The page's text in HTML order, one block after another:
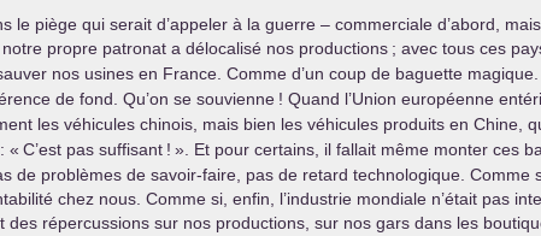
le piège qui serait d’appeler à la guerre – commerciale d’abord,
propre patronat a délocalisé nos productions ; avec tous ces
nos usines en France. Comme d’un coup de baguette
de fond. Qu’on se souvienne ! Quand l’Union européenne
les véhicules chinois, mais bien les véhicules produits en Chine,
« C’est pas suffisant ! ». Et pour certains, il fallait même monter ces
de problèmes de savoir-faire, pas de retard technologique. Comme
chez nous. Comme si, enfin, l’industrie mondiale n’était pas
des répercussions sur nos productions, sur nos gars dans les